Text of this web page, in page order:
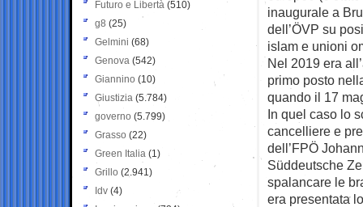
inaugurale a
dell’ÖVP su
islam e unioni
Nel 2019 era
primo posto
quando il 17
In quel caso lo
cancelliere e
dell’FPÖ
Süddeutsche
spalancare le
era presentata
Futuro e Libertà (510)
g8 (25)
Gelmini (68)
Genova (542)
Giannino (10)
Giustizia (5.784)
governo (5.799)
Grasso (22)
Green Italia (1)
Grillo (2.941)
Idv (4)